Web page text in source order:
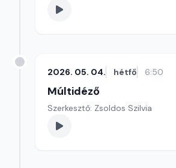
2026. 05. 04. hétfő 6:50
Múltidéző
Szerkesztő: Zsoldos Szilvia